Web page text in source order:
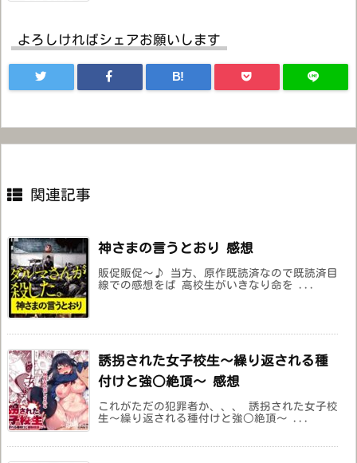
よろしければシェアお願いします
B!
関連記事
神さまの言うとおり 感想
販促販促～♪ 当方、原作既読済なので既読済目
線での感想をば 高校生がいきなり命を ...
誘拐された女子校生～繰り返される種
付けと強○絶頂～ 感想
これがただの犯罪者か、、、 誘拐された女子校
生～繰り返される種付けと強○絶頂～ ...